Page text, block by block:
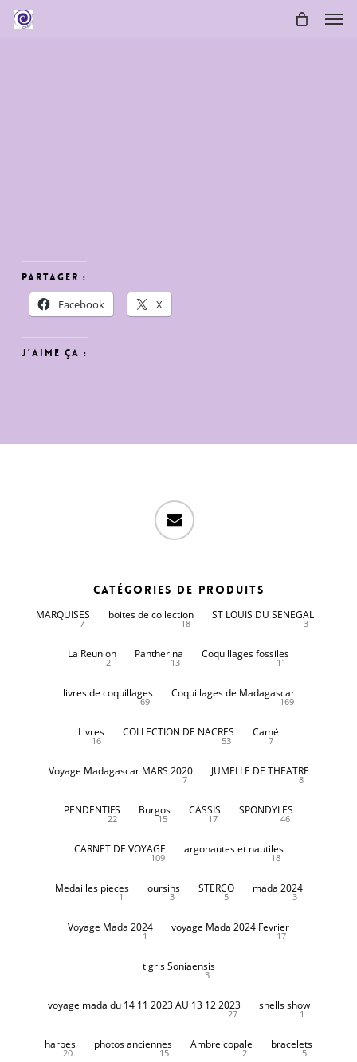
main
Partager :
Facebook X
J’aime ça :
email
Catégories de produits
MARQUISES
7
boites de collection
18
ST LOUIS DU SENEGAL
3
La Reunion
2
Pantherina
13
Coquillages fossiles
11
livres de coquillages
69
Coquillages de Madagascar
169
Livres
16
COLLECTION DE NACRES
53
Camé
7
Voyage Madagascar MARS 2020
7
JUMELLE DE THEATRE
8
PENDENTIFS
22
Burgos
15
CASSIS
17
SPONDYLES
46
CARNET DE VOYAGE
109
argonautes et nautiles
18
Medailles pieces
1
oursins
3
STERCO
5
mada 2024
3
Voyage Mada 2024
1
voyage Mada 2024 Fevrier
17
tigris Soniaensis
3
voyage mada du 14 11 2023 AU 13 12 2023
27
shells show
1
harpes
20
photos anciennes
15
Ambre copale
2
bracelets
5